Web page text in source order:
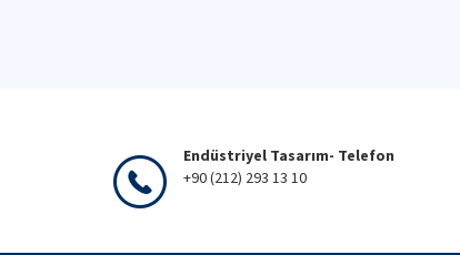
Endüstriyel Tasarım- Telefon
+90 (212) 293 13 10